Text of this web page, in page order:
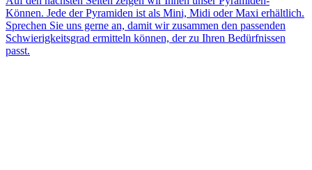
Können. Jede der Pyramiden ist als Mini, Midi oder Maxi erhältlich.
Sprechen Sie uns gerne an, damit wir zusammen den passenden
Schwierigkeitsgrad ermitteln können, der zu Ihren Bedürfnissen
passt.